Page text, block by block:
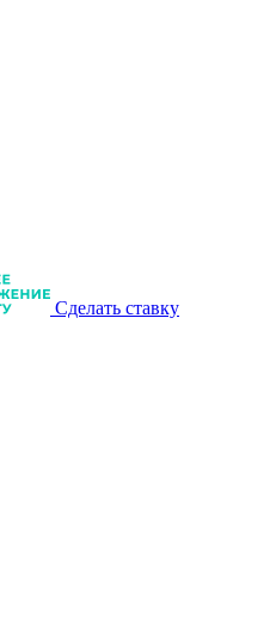
Сделать ставку